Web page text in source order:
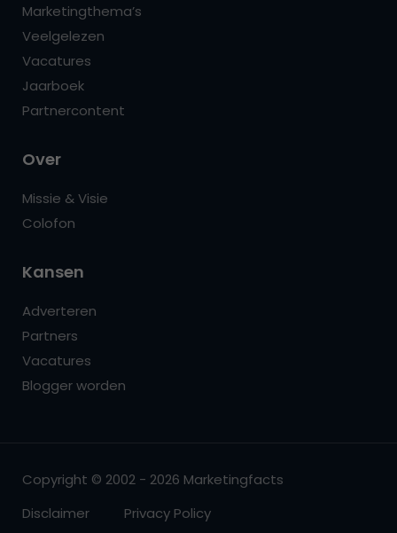
Marketingthema’s
Veelgelezen
Vacatures
Jaarboek
Partnercontent
Over
Missie & Visie
Colofon
Kansen
Adverteren
Partners
Vacatures
Blogger worden
Copyright © 2002 - 2026 Marketingfacts
Disclaimer
Privacy Policy